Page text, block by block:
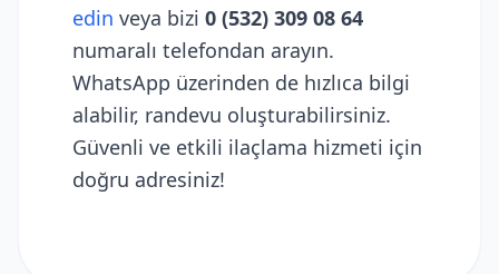
edin veya bizi 0 (532) 309 08 64
numaralı telefondan arayın.
WhatsApp üzerinden de hızlıca bilgi
alabilir, randevu oluşturabilirsiniz.
Güvenli ve etkili ilaçlama hizmeti için
doğru adresiniz!